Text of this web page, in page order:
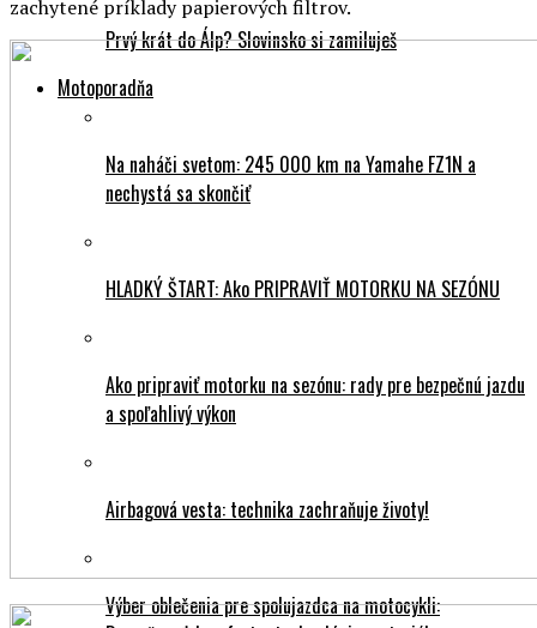
Prvý krát do Álp? Slovinsko si zamiluješ
nechystá sa skončiť
a spoľahlivý výkon
Výber oblečenia pre spolujazdca na motocykli:
Bezpečnosť, komfort a technológie materiálov